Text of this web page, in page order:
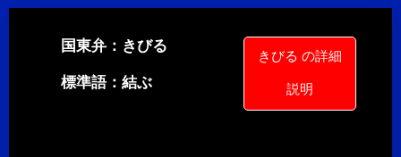
国東弁：きびる
標準語：結ぶ
きびる の詳細
説明